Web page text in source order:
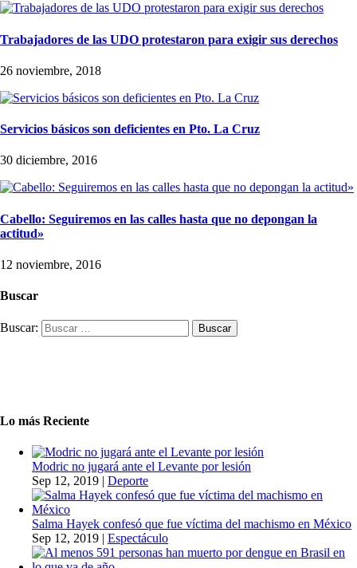
Trabajadores de las UDO protestaron para exigir sus derechos
26 noviembre, 2018
Servicios básicos son deficientes en Pto. La Cruz
30 diciembre, 2016
Cabello: Seguiremos en las calles hasta que no depongan la
actitud»
12 noviembre, 2016
Buscar
Buscar:
Lo más Reciente
Modric no jugará ante el Levante por lesión
Sep 12, 2019 | Deporte
Salma Hayek confesó que fue víctima del machismo en México
Sep 12, 2019 | Espectáculo